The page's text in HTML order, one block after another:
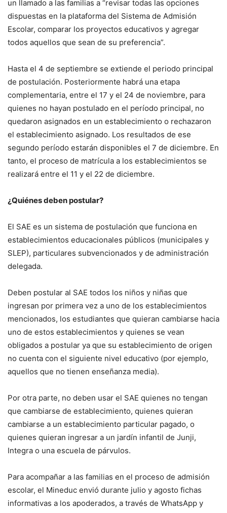
un llamado a las familias a “revisar todas las opciones
dispuestas en la plataforma del Sistema de Admisión
Escolar, comparar los proyectos educativos y agregar
todos aquellos que sean de su preferencia”.
Hasta el 4 de septiembre se extiende el periodo principal
de postulación. Posteriormente habrá una etapa
complementaria, entre el 17 y el 24 de noviembre, para
quienes no hayan postulado en el período principal, no
quedaron asignados en un establecimiento o rechazaron
el establecimiento asignado. Los resultados de ese
segundo período estarán disponibles el 7 de diciembre. En
tanto, el proceso de matrícula a los establecimientos se
realizará entre el 11 y el 22 de diciembre.
¿Quiénes deben postular?
El SAE es un sistema de postulación que funciona en
establecimientos educacionales públicos (municipales y
SLEP), particulares subvencionados y de administración
delegada.
Deben postular al SAE todos los niños y niñas que
ingresan por primera vez a uno de los establecimientos
mencionados, los estudiantes que quieran cambiarse hacia
uno de estos establecimientos y quienes se vean
obligados a postular ya que su establecimiento de origen
no cuenta con el siguiente nivel educativo (por ejemplo,
aquellos que no tienen enseñanza media).
Por otra parte, no deben usar el SAE quienes no tengan
que cambiarse de establecimiento, quienes quieran
cambiarse a un establecimiento particular pagado, o
quienes quieran ingresar a un jardín infantil de Junji,
Integra o una escuela de párvulos.
Para acompañar a las familias en el proceso de admisión
escolar, el Mineduc envió durante julio y agosto fichas
informativas a los apoderados, a través de WhatsApp y